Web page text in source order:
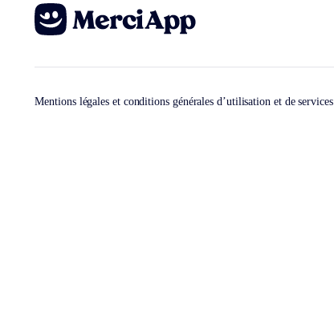
Mentions légales et conditions générales d’utilisation et de services